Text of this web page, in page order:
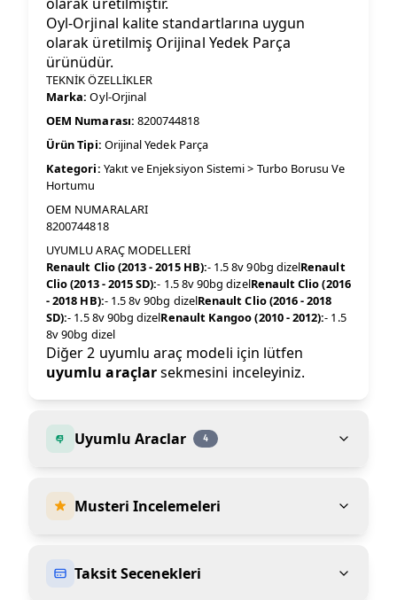
Oyl-Orjinal kalite standartlarına uygun
olarak üretilmiş Orijinal Yedek Parça
ürünüdür.
TEKNİK ÖZELLİKLER
Marka: Oyl-Orjinal
OEM Numarası: 8200744818
Ürün Tipi: Orijinal Yedek Parça
Kategori: Yakıt ve Enjeksiyon Sistemi > Turbo Borusu Ve
Hortumu
OEM NUMARALARI
8200744818
UYUMLU ARAÇ MODELLERİ
Renault Clio (2013 - 2015 HB):- 1.5 8v 90bg dizelRenault
Clio (2013 - 2015 SD):- 1.5 8v 90bg dizelRenault Clio (2016
- 2018 HB):- 1.5 8v 90bg dizelRenault Clio (2016 - 2018
SD):- 1.5 8v 90bg dizelRenault Kangoo (2010 - 2012):- 1.5
8v 90bg dizel
Diğer 2 uyumlu araç modeli için lütfen
uyumlu araçlarsekmesini inceleyiniz.
Uyumlu Araclar 4
Musteri Incelemeleri
Taksit Secenekleri